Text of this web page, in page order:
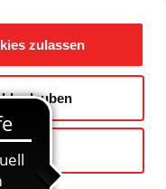
zulassen
erlauben